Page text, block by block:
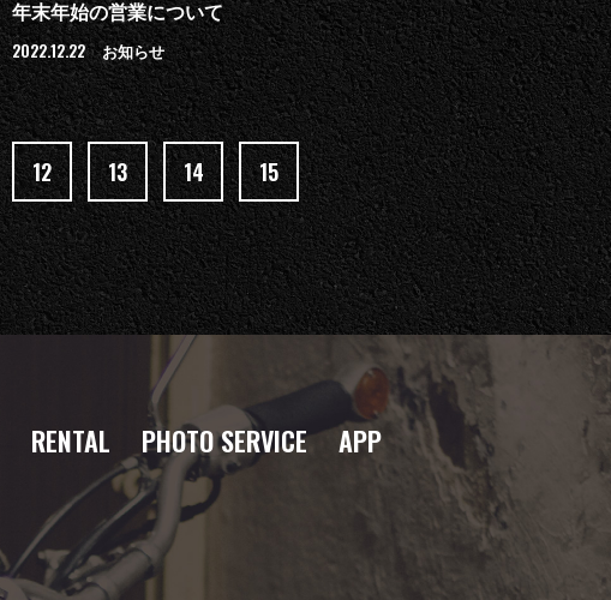
年末年始の営業について
2022.12.22 お知らせ
12 13 14 15
RENTAL PHOTO SERVICE
APP